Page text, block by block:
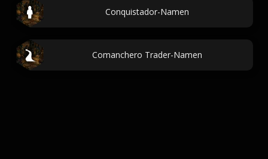
Conquistador-Namen
Comanchero Trader-Namen